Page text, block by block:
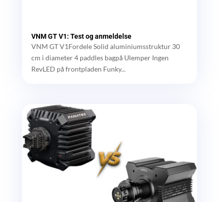
VNM GT V1: Test og anmeldelse
VNM GT V1Fordele Solid aluminiumsstruktur 30
cm i diameter 4 paddles bagpå Ulemper Ingen
RevLED på frontpladen Funky...